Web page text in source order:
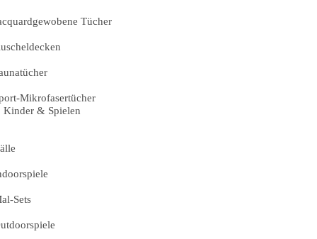
Tücher
Mikrofasertücher
Kinder & Spielen
Sets